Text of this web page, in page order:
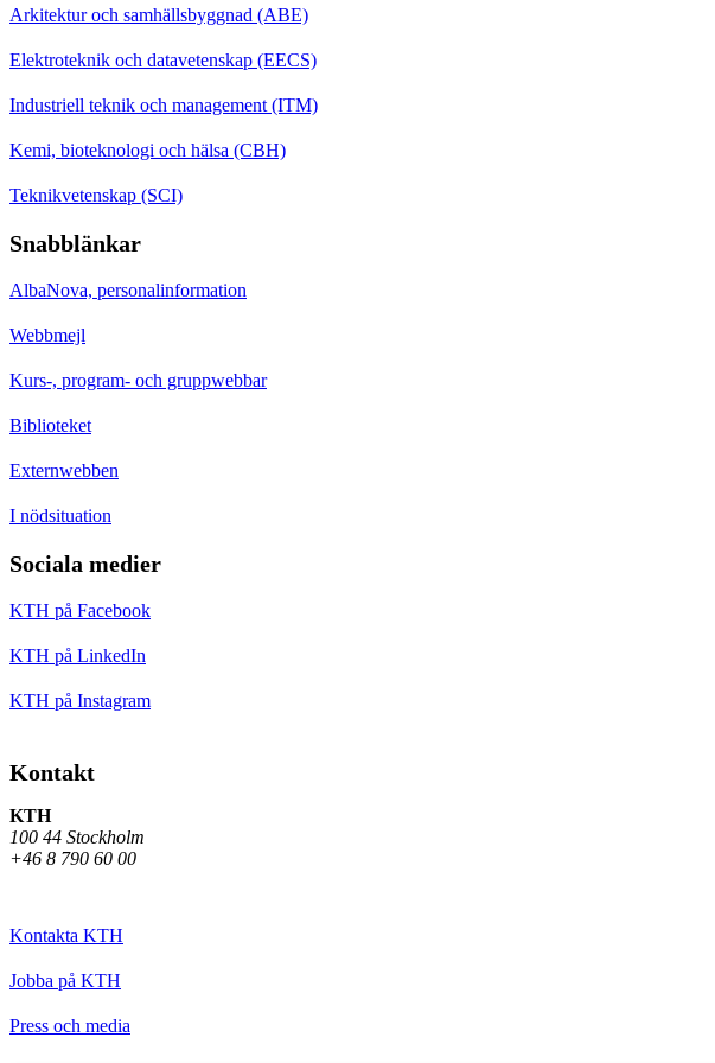
Arkitektur och samhällsbyggnad (ABE)
Elektroteknik och datavetenskap (EECS)
Industriell teknik och management (ITM)
Kemi, bioteknologi och hälsa (CBH)
Teknikvetenskap (SCI)
Snabblänkar
AlbaNova, personalinformation
Webbmejl
Kurs-, program- och gruppwebbar
Biblioteket
Externwebben
I nödsituation
Sociala medier
KTH på Facebook
KTH på LinkedIn
KTH på Instagram
Kontakt
KTH
100 44 Stockholm
+46 8 790 60 00
Kontakta KTH
Jobba på KTH
Press och media